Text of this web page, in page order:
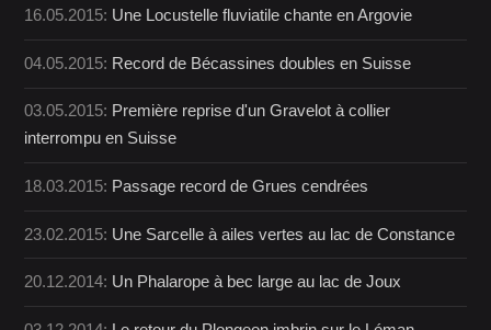
16.05.2015: Une Locustelle fluviatile chante en Argovie
04.05.2015: Record de Bécassines doubles en Suisse
03.05.2015: Première reprise d'un Gravelot à collier
interrompu en Suisse
18.03.2015: Passage record de Grues cendrées
23.02.2015: Une Sarcelle à ailes vertes au lac de Constance
20.12.2014: Un Phalarope à bec large au lac de Joux